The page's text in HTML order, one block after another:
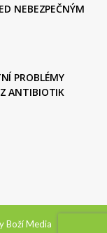
NEBEZPEČNÝM
PROBLÉMY
ANTIBIOTIK
Boží Media